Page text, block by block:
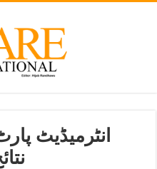
انٹرمیڈیٹ